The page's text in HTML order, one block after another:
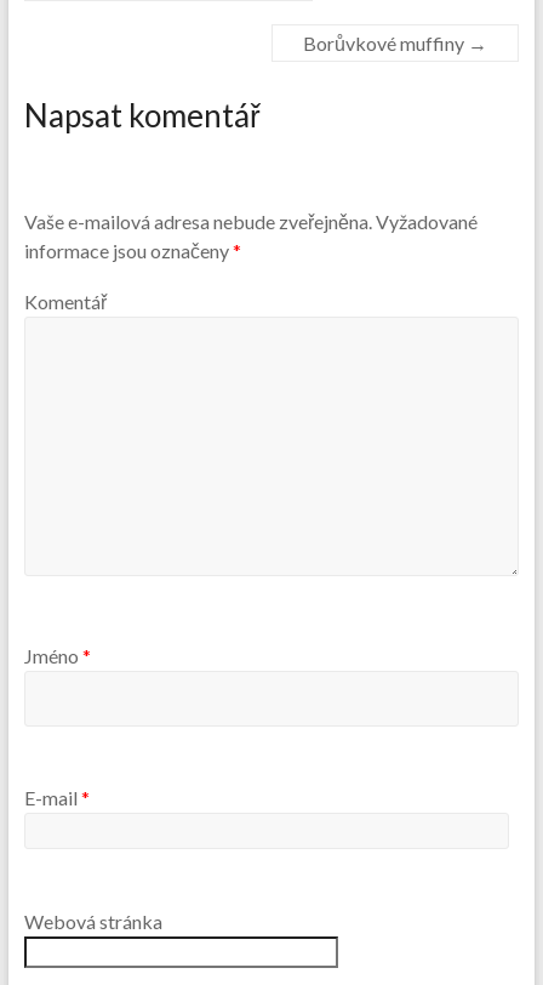
Borůvkové muffiny →
Napsat komentář
Vaše e-mailová adresa nebude zveřejněna.Vyžadované
informace jsou označeny*
Komentář
Jméno *
E-mail *
Webová stránka